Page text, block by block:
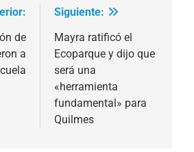
de
a
Siguiente:
Mayra ratificó el
Ecoparque y dijo que
será una
«herramienta
fundamental» para
Quilmes